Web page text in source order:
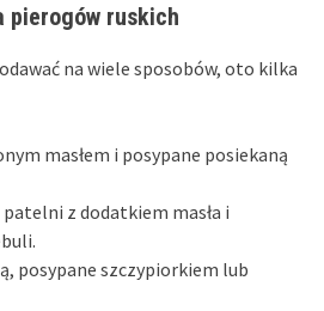
pierogów ruskich
na wiele sposobów, oto kilka
masłem i posypane posiekaną
z dodatkiem masła i
posypane szczypiorkiem lub